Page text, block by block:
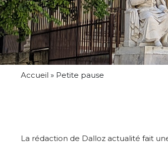
Accueil » Petite pause
La rédaction de Dalloz actualité fait